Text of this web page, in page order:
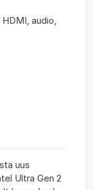
audio,
uus
Ultra Gen 2